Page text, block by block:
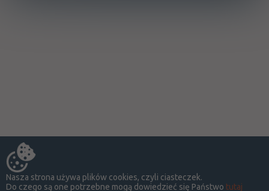
Nasza strona używa plików cookies, czyli ciasteczek.
Do czego są one potrzebne mogą dowiedzieć się Państwo tutaj